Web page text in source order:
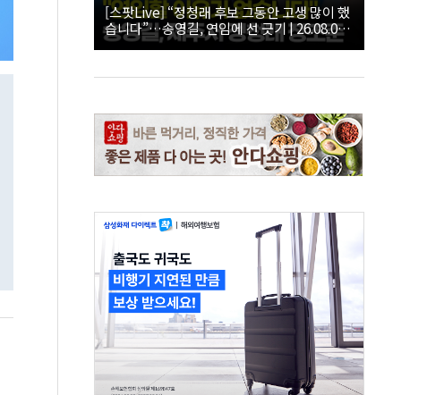
[스팟Live] “정청래 후보 그동안 고생 많이 했
습니다”…송영길, 연임에 선 긋기 | 26.08.08
더불어민주당 당대표·최고위원 후보 제주 합